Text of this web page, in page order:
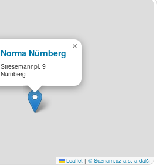
Norma Nürnberg
Stresemannpl. 9
Nürnberg
×
Leaflet | © Seznam.cz a.s. a další